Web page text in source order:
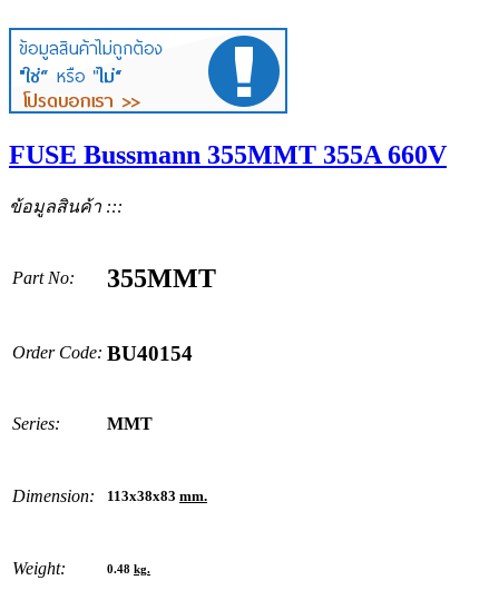
FUSE Bussmann 355MMT 355A 660V
ข้อมูลสินค้า :::
Part No: 355MMT
Order Code: BU40154
Series: MMT
Dimension: 113x38x83 mm.
Weight: 0.48 kg.